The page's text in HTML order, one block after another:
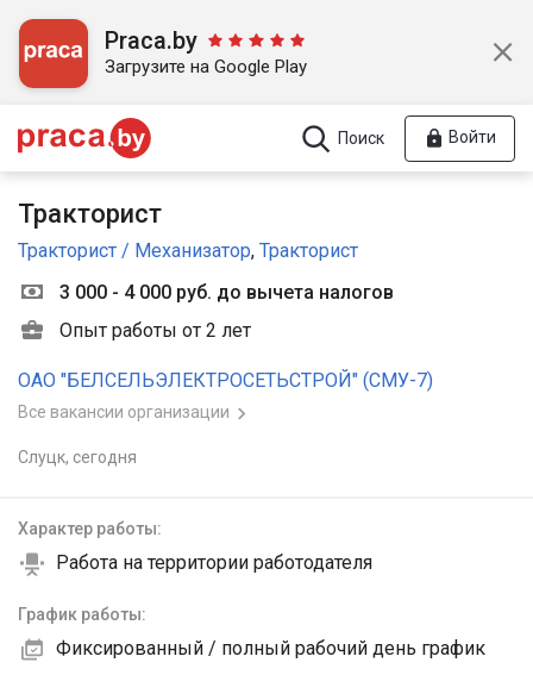
Praca.by
Загрузите на Google Play
Поиск Войти
Тракторист
Тракторист / Механизатор, Тракторист
3 000 - 4 000 руб. до вычета налогов
Опыт работы от 2 лет
ОАО "БЕЛСЕЛЬЭЛЕКТРОСЕТЬСТРОЙ" (СМУ-7)
Все вакансии организации
Слуцк, сегодня
Характер работы:
Работа на территории работодателя
График работы:
Фиксированный / полный рабочий день график